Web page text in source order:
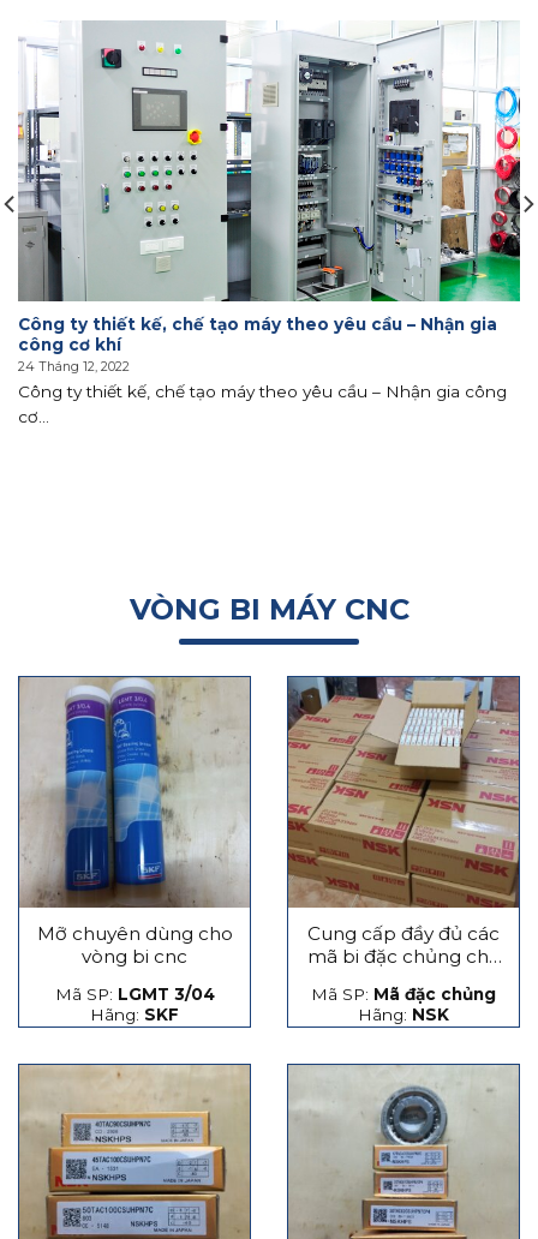
Công ty thiết kế, chế tạo máy theo yêu cầu – Nhận gia
công cơ khí
24 Tháng 12, 2022
Công ty thiết kế, chế tạo máy theo yêu cầu – Nhận gia công
cơ...
VÒNG BI MÁY CNC
Mỡ chuyên dùng cho
vòng bi cnc
Mã SP: LGMT 3/04
Hãng: SKF
Cung cấp đầy đủ các
mã bi đặc chủng cho
Mã SP: Mã đặc chủng
Hãng: NSK